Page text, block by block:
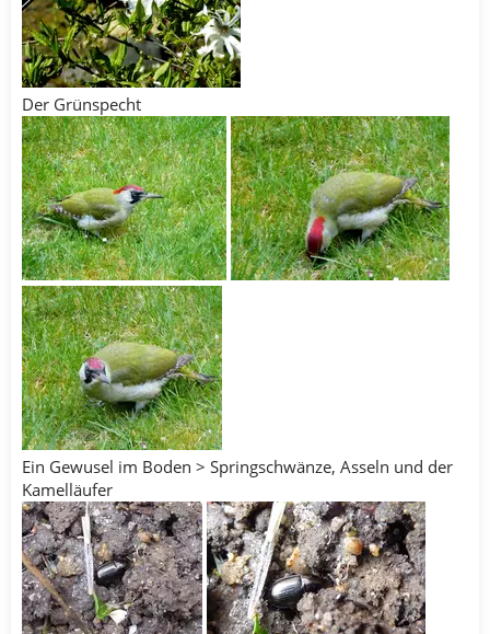
Der Grünspecht
Ein Gewusel im Boden > Springschwänze, Asseln und der
Kamelläufer